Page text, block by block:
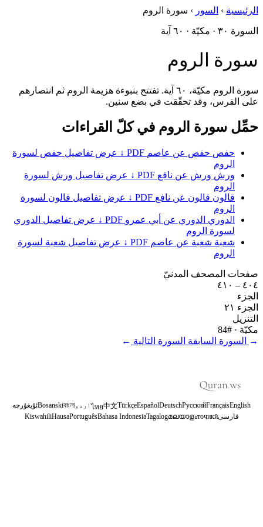
الرئيسية › السور › سورة الروم
السورة ٣٠ · مكيّة · ٦٠ آية
سورة الروم
سورة الروم مكيّة، ٦٠ آية. تفتتح بنبوءة هزيمة الروم ثم انتصارهم
على الفرس، وقد تحقّقت في بضع سنين.
حمِّل سورة الروم في كلّ القراءات
حفص حفص عن عاصم PDF ↓
عرض تفاصيل حفص لسورة
الروم
ورش ورش عن نافع PDF ↓
عرض تفاصيل ورش لسورة
الروم
قالون قالون عن نافع PDF ↓
عرض تفاصيل قالون لسورة
الروم
الدوري الدوري عن أبي عمرو PDF ↓
عرض تفاصيل الدوري
لسورة الروم
شعبة شعبة عن عاصم PDF ↓
عرض تفاصيل شعبة لسورة
الروم
صفحات المصحف المدنيّ
٤٠٤ – ٤١٠
الجزء
الجزء ٢١
التنزيل
مكيّة · #84
←
السورة السابقة السورة التالية →
English
Français
Русский
Deutsch
Español
Türkçe
中文
ไทยاردوবাংলা
Bosanskiئۇيغۇرچە
فارسیтоҷикӣ
മലയാളം
Tagalog
Bahasa Indonesia
Português
Hausa
Kiswahili